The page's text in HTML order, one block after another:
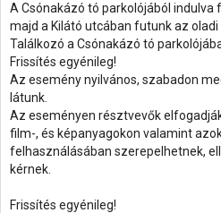
A Csónakázó tó parkolójából
majd a Kilátó utcában futunk az
Találkozó a Csónakázó tó
Frissítés egyénileg!
Az esemény nyilvános, szabadon
látunk.
Az eseményen résztvevők
film-, és képanyagokon valamint
felhasználásában szerepelhetnek,
kérnek.
Frissítés egyénileg!